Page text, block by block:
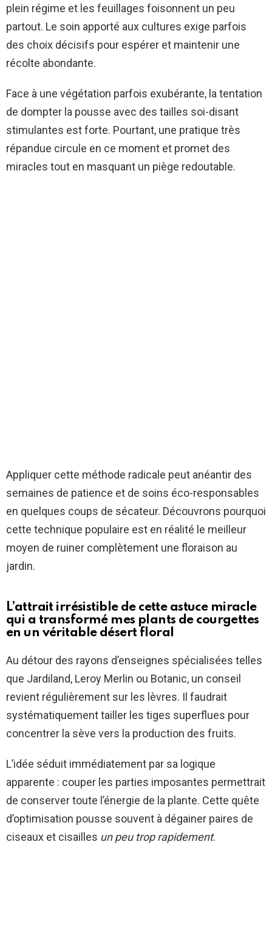
plein régime et les feuillages foisonnent un peu
partout. Le soin apporté aux cultures exige parfois
des choix décisifs pour espérer et maintenir une
récolte abondante.
Face à une végétation parfois exubérante, la tentation
de dompter la pousse avec des tailles soi-disant
stimulantes est forte. Pourtant, une pratique très
répandue circule en ce moment et promet des
miracles tout en masquant un piège redoutable.
Appliquer cette méthode radicale peut anéantir des
semaines de patience et de soins éco-responsables
en quelques coups de sécateur. Découvrons pourquoi
cette technique populaire est en réalité le meilleur
moyen de ruiner complètement une floraison au
jardin.
L’attrait irrésistible de cette astuce miracle
qui a transformé mes plants de courgettes
en un véritable désert floral
Au détour des rayons d’enseignes spécialisées telles
que Jardiland, Leroy Merlin ou Botanic, un conseil
revient régulièrement sur les lèvres. Il faudrait
systématiquement tailler les tiges superflues pour
concentrer la sève vers la production des fruits.
L’idée séduit immédiatement par sa logique
apparente : couper les parties imposantes permettrait
de conserver toute l’énergie de la plante. Cette quête
d’optimisation pousse souvent à dégainer paires de
ciseaux et cisailles un peu trop rapidement.